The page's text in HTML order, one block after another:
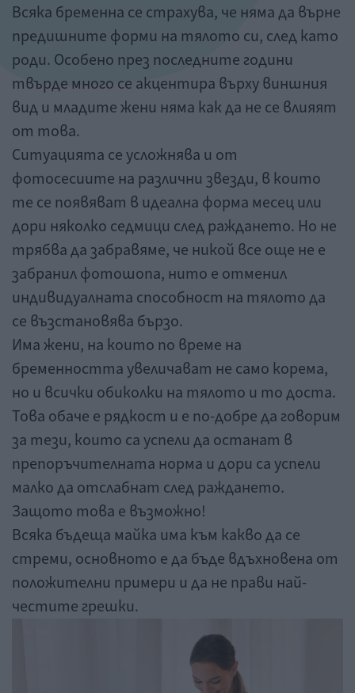
Всяка бременна се страхува, че няма да върне
предишните форми на тялото си, след като
роди. Особено през последните години
твърде много се акцентира върху виншния
вид и младите жени няма как да не се влияят
от това.
Ситуацията се усложнява и от
фотосесиите на различни звезди, в които
те се появяват в идеална форма месец или
дори няколко седмици след раждането. Но не
трябва да забравяме, че никой все още не е
забранил фотошопа, нито е отменил
индивидуалната способност на тялото да
се възстановява бързо.
Има жени, на които по време на
бременността увеличават не само корема,
но и всички обиколки на тялото и то доста.
Това обаче е рядкост и е по-добре да говорим
за тези, които са успели да останат в
препоръчителната норма и дори са успели
малко да отслабнат след раждането.
Защото това е възможно!
Всяка бъдеща майка има към какво да се
стреми, основното е да бъде вдъхновена от
положителни примери и да не прави най-
честите грешки.